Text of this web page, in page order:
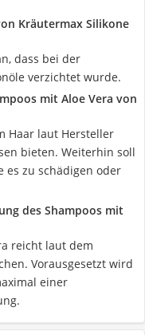
Kräutermax Silikone
dass bei der
verzichtet wurde.
mit Aloe Vera von
Haar laut Hersteller
bieten. Weiterhin soll
es zu schädigen oder
des Shampoos mit
reicht laut dem
Vorausgesetzt wird
einer